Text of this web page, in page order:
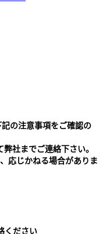
の注意事項をご確認の
弊社までご連絡下さい。
応じかねる場合がありま
ください